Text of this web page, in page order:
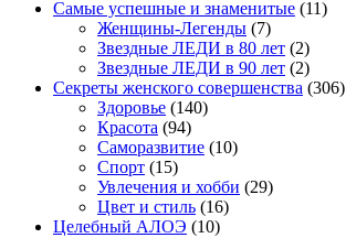
Самые успешные и знаменитые (11)
Женщины-Легенды (7)
Звездные ЛЕДИ в 80 лет (2)
Звездные ЛЕДИ в 90 лет (2)
Секреты женского совершенства (306)
Здоровье (140)
Красота (94)
Саморазвитие (10)
Спорт (15)
Увлечения и хобби (29)
Цвет и стиль (16)
Целебный АЛОЭ (10)